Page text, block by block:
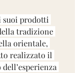
suoi prodotti
tradizione
orientale,
realizzato il